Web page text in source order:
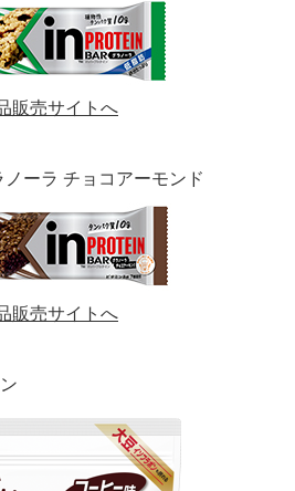
販売サイトへ
ノーラ チョコアーモンド
販売サイトへ